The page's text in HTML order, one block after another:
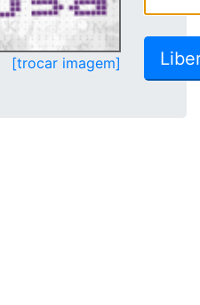
[trocar imagem]